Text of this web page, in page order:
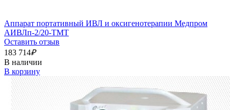
Аппарат портативный ИВЛ и оксигенотерапии Медпром
АИВЛп-2/20-ТМТ
Оставить отзыв
183 714₽
В наличии
В корзину